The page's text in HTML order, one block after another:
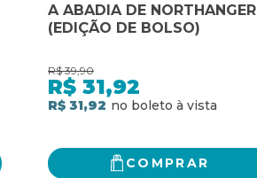
A ABADIA DE NORTHANGER
(EDIÇÃO DE BOLSO)
R$ 39,90
R$ 31,92
R$ 31,92
COMPRAR